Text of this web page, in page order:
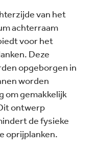
van het
achterraam
voor het
Deze
opgeborgen in
worden
om gemakkelijk
ontwerp
de fysieke
oprijplanken.